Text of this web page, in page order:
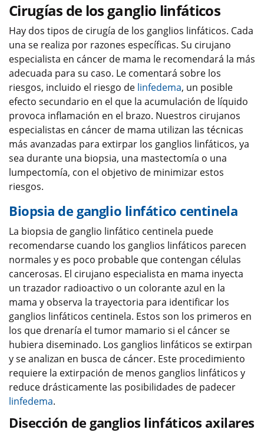
Cirugías de los ganglio linfáticos
Hay dos tipos de cirugía de los ganglios linfáticos. Cada
una se realiza por razones específicas. Su cirujano
especialista en cáncer de mama le recomendará la más
adecuada para su caso. Le comentará sobre los
riesgos, incluido el riesgo de linfedema, un posible
efecto secundario en el que la acumulación de líquido
provoca inflamación en el brazo. Nuestros cirujanos
especialistas en cáncer de mama utilizan las técnicas
más avanzadas para extirpar los ganglios linfáticos, ya
sea durante una biopsia, una mastectomía o una
lumpectomía, con el objetivo de minimizar estos
riesgos.
Biopsia de ganglio linfático centinela
La biopsia de ganglio linfático centinela puede
recomendarse cuando los ganglios linfáticos parecen
normales y es poco probable que contengan células
cancerosas. El cirujano especialista en mama inyecta
un trazador radioactivo o un colorante azul en la
mama y observa la trayectoria para identificar los
ganglios linfáticos centinela. Estos son los primeros en
los que drenaría el tumor mamario si el cáncer se
hubiera diseminado. Los ganglios linfáticos se extirpan
y se analizan en busca de cáncer. Este procedimiento
requiere la extirpación de menos ganglios linfáticos y
reduce drásticamente las posibilidades de padecer
linfedema.
Disección de ganglios linfáticos axilares